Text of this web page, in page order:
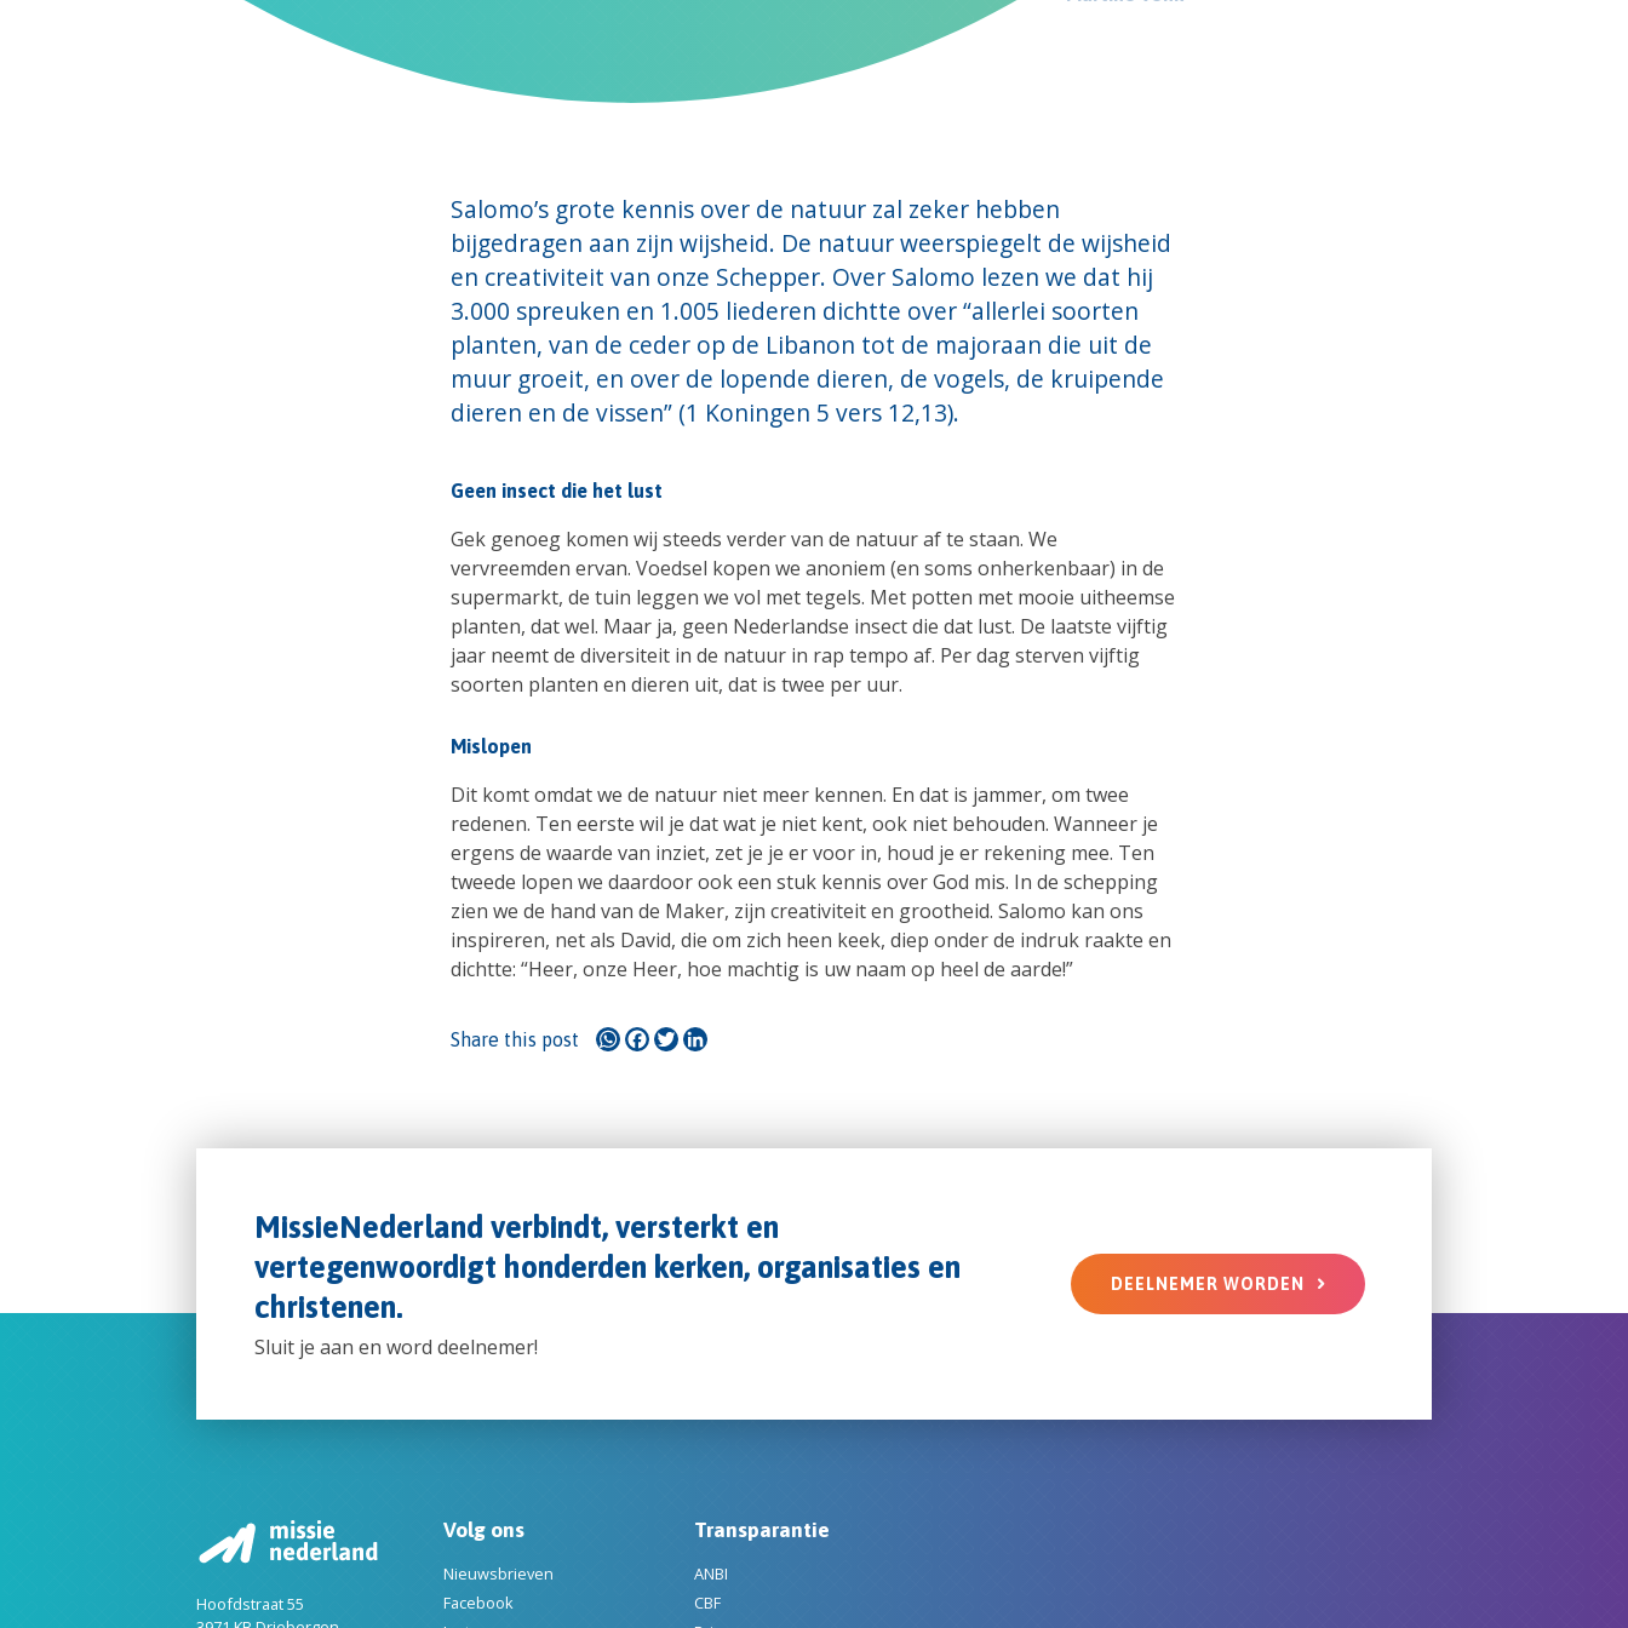
Salomo’s grote kennis over de natuur zal zeker hebben
bijgedragen aan zijn wijsheid. De natuur weerspiegelt de wijsheid
en creativiteit van onze Schepper. Over Salomo lezen we dat hij
3.000 spreuken en 1.005 liederen dichtte over “allerlei soorten
planten, van de ceder op de Libanon tot de majoraan die uit de
muur groeit, en over de lopende dieren, de vogels, de kruipende
dieren en de vissen” (1 Koningen 5 vers 12,13).
Geen insect die het lust
Gek genoeg komen wij steeds verder van de natuur af te staan. We
vervreemden ervan. Voedsel kopen we anoniem (en soms onherkenbaar) in de
supermarkt, de tuin leggen we vol met tegels. Met potten met mooie uitheemse
planten, dat wel. Maar ja, geen Nederlandse insect die dat lust. De laatste vijftig
jaar neemt de diversiteit in de natuur in rap tempo af. Per dag sterven vijftig
soorten planten en dieren uit, dat is twee per uur.
Mislopen
Dit komt omdat we de natuur niet meer kennen. En dat is jammer, om twee
redenen. Ten eerste wil je dat wat je niet kent, ook niet behouden. Wanneer je
ergens de waarde van inziet, zet je je er voor in, houd je er rekening mee. Ten
tweede lopen we daardoor ook een stuk kennis over God mis. In de schepping
zien we de hand van de Maker, zijn creativiteit en grootheid. Salomo kan ons
inspireren, net als David, die om zich heen keek, diep onder de indruk raakte en
dichtte: “Heer, onze Heer, hoe machtig is uw naam op heel de aarde!”
Share this post WhatsApp
Facebook
Twitter
MissieNederland verbindt, versterkt en
vertegenwoordigt honderden kerken, organisaties en
christenen.
Sluit je aan en word deelnemer!
DEELNEMER WORDEN
Hoofdstraat 55
Volg ons
Nieuwsbrieven
Facebook
Transparantie
ANBI
CBF